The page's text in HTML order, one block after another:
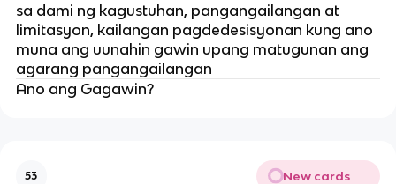
sa dami ng kagustuhan, pangangailangan at
limitasyon, kailangan pagdedesisyonan kung ano
muna ang uunahin gawin upang matugunan ang
agarang pangangailangan
Ano ang Gagawin?
53 New cards